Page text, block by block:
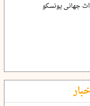
جهانی یونسکو